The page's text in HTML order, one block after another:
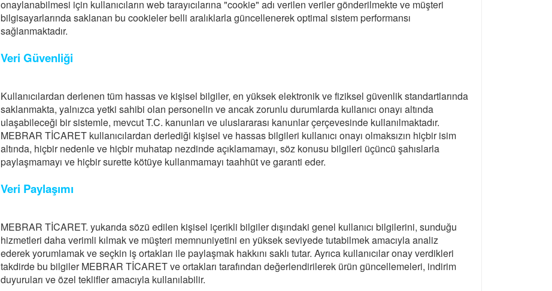
onaylanabilmesi için kullanıcıların web tarayıcılarına "cookie" adı verilen veriler gönderilmekte ve müşteri
bilgisayarlarında saklanan bu cookieler belli aralıklarla güncellenerek optimal sistem performansı
sağlanmaktadır.
Veri Güvenliği
Kullanıcılardan derlenen tüm hassas ve kişisel bilgiler, en yüksek elektronik ve fiziksel güvenlik standartlarında
saklanmakta, yalnızca yetki sahibi olan personelin ve ancak zorunlu durumlarda kullanıcı onayı altında
ulaşabileceği bir sistemle, mevcut T.C. kanunları ve uluslararası kanunlar çerçevesinde kullanılmaktadır.
MEBRAR TİCARET kullanıcılardan derlediği kişisel ve hassas bilgileri kullanıcı onayı olmaksızın hiçbir isim
altında, hiçbir nedenle ve hiçbir muhatap nezdinde açıklamamayı, söz konusu bilgileri üçüncü şahıslarla
paylaşmamayı ve hiçbir surette kötüye kullanmamayı taahhüt ve garanti eder.
Veri Paylaşımı
MEBRAR TİCARET. yukarıda sözü edilen kişisel içerikli bilgiler dışındaki genel kullanıcı bilgilerini, sunduğu
hizmetleri daha verimli kılmak ve müşteri memnuniyetini en yüksek seviyede tutabilmek amacıyla analiz
ederek yorumlamak ve seçkin iş ortakları ile paylaşmak hakkını saklı tutar. Ayrıca kullanıcılar onay verdikleri
takdirde bu bilgiler MEBRAR TİCARET ve ortakları tarafından değerlendirilerek ürün güncellemeleri, indirim
duyuruları ve özel teklifler amacıyla kullanılabilir.